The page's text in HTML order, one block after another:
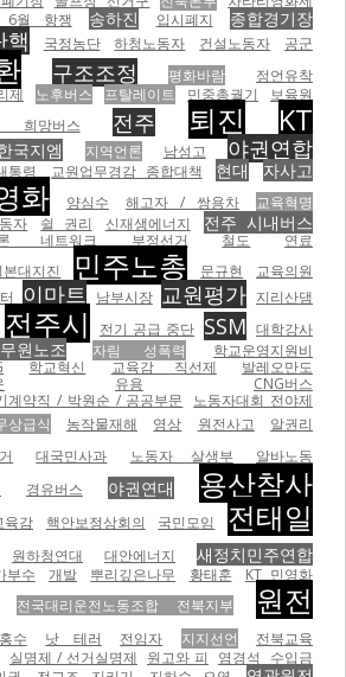
6월 항쟁 송하진 입시폐지 종합경기장
핵 국정농단 하청노동자 건설노동자
공군
구조조정 평화바람
정언유착
제 노후버스 프탈레이트 민중총궐기
보육원
희망버스 전주 퇴진 KT
국지엠 지역언론 남성고 야권연합
통령 교원업무경감 종합대책 현대 자사고
화 양심수 해고자 / 쌍용차 교육혁명
자 쉴 권리 신재생에너지 전주 시내버스
론 네트워크 부정선거 철도
연료
대지진
민주노총 문규현
교육의원
이마트 남부시장 교원평가 지리산댐
전주시 전기 공급 중단 SSM 대학강사
원노조 자림 성폭력
학교운영지원비
학교혁신 교육감 직선제
발레오만도
유용
CNG버스
계약직 / 박원순 / 공공부문
노동자대회 전야제
상급식 농작물재해 영상 원전사고 알권리
대국민사과 노동자 살생부
알바노동
경유버스 야권연대 용산참사
육감 핵안보정상회의 국민모임
전태일
원하청연대 대안에너지 새정치민주연합
부수 개발 뿌리깊은나무 황태훈
KT 민영화
전국대리운전노동조합 전북지부
원전
홍수 낫 테러 전임자 지지선언
전북교육
실명제 / 선거실명제 원고와 피 염경석
수입금